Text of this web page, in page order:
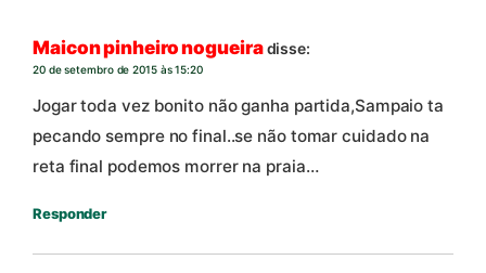
Maicon pinheiro nogueiradisse:
20 de setembro de 2015 às 15:20
Jogar toda vez bonito não ganha partida,Sampaio ta
pecando sempre no final..se não tomar cuidado na
reta final podemos morrer na praia…
Responder